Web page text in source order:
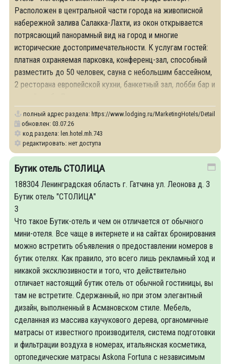
Расположен в центральной части города на живописной
набережной залива Салакка-Лахти, из окон открывается
потрясающий панорамный вид на город и многие
исторические достопримечательности. К услугам гостей:
платная охраняемая парковка, конференц-зал, способный
разместить до 50 человек, сауна с небольшим бассейном,
2 ресторана европейской кухни, банкетный зал, лобби бар и
полный адрес раздела: https://www.lodging.ru/MarketingHotels/Details/743
обновлен: 03.07.26
код раздела: len.hotel.mh.743
редактировать: нет доступа
Бутик отель СТОЛИЦА
188304 Ленинградская область г. Гатчина ул. Леонова д. 3
Бутик отель "СТОЛИЦА"
3
Что такое Бутик-отель и чем он отличается от обычного
мини-отеля. Все чаще в интернете и на сайтах бронирования
можно встретить объявления о предоставлении номеров в
бутик отелях. Как правило, это всего лишь рекламный ход и
никакой эксклюзивности и того, что действительно
отличает настоящий бутик отель от обычной гостиницы, вы
там не встретите. Сдержанный, но при этом элегантный
дизайн, выполненный в Асмановском стиле. Мебель,
сделанная из массива каучукового дерева, органомичные
матрасы от известного производителя, система подготовки
и фильтрации воздуха в номерах, итальянская косметика,
ортопедические матрасы Askona Fortuna с независимым